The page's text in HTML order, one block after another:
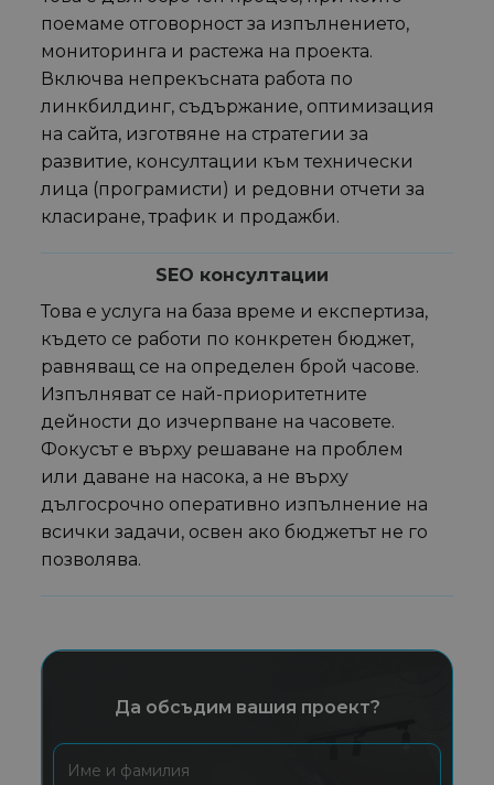
Да обсъдим вашия проект?
поемаме отговорност за изпълнението,
мониторинга и растежа на проекта.
Включва непрекъсната работа по
линкбилдинг, съдържание, оптимизация
на сайта, изготвяне на стратегии за
развитие, консултации към технически
лица (програмисти) и редовни отчети за
класиране, трафик и продажби.
SEO консултации
Това е услуга на база време и експертиза,
където се работи по конкретен бюджет,
равняващ се на определен брой часове.
Изпълняват се най-приоритетните
дейности до изчерпване на часовете.
Фокусът е върху решаване на проблем
или даване на насока, а не върху
дългосрочно оперативно изпълнение на
всички задачи, освен ако бюджетът не го
позволява.